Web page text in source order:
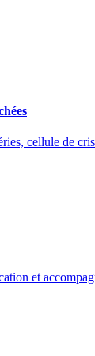
cellule de
et